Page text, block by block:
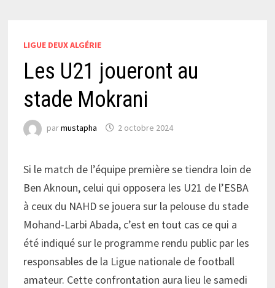
LIGUE DEUX ALGÉRIE
Les U21 joueront au
stade Mokrani
parmustapha 2 octobre 2024
Si le match de l’équipe première se tiendra loin de
Ben Aknoun, celui qui opposera les U21 de l’ESBA
à ceux du NAHD se jouera sur la pelouse du stade
Mohand-Larbi Abada, c’est en tout cas ce qui a
été indiqué sur le programme rendu public par les
responsables de la Ligue nationale de football
amateur. Cette confrontation aura lieu le samedi